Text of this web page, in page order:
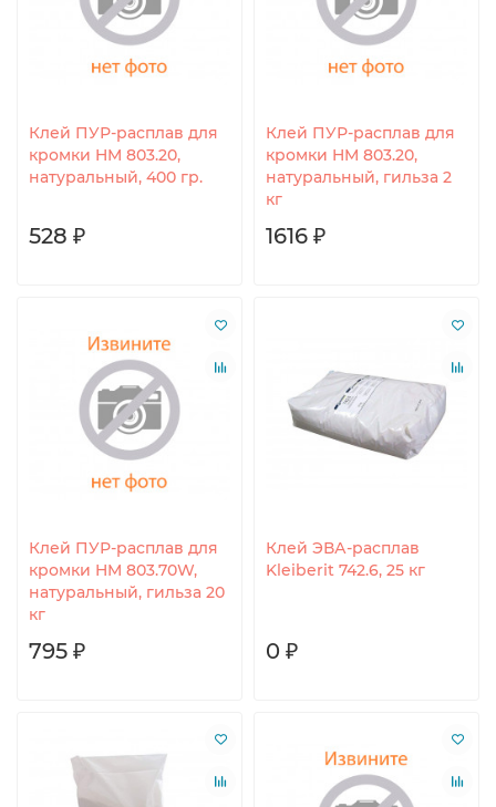
Клей ПУР-расплав для
кромки HM 803.20,
натуральный, 400 гр.
528 ₽
Клей ПУР-расплав для
кромки HM 803.20,
натуральный, гильза 2
кг
1616 ₽
Клей ПУР-расплав для
кромки HM 803.70W,
натуральный, гильза 20
кг
795 ₽
Клей ЭВА-расплав
Kleiberit 742.6, 25 кг
0 ₽